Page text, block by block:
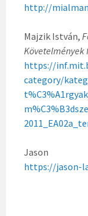
http://
Majzik István,
https://
category/
Jason
https://jason-